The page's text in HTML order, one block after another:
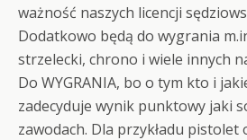
ważność naszych licencji
Dodatkowo będą do wygrania
strzelecki, chrono i wiele innych
Do WYGRANIA, bo o tym kto i
zadecyduje wynik punktowy jaki
zawodach. Dla przykładu pistolet